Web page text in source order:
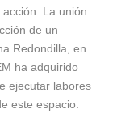
La unión
de un
Redondilla, en
ha adquirido
ejecutar labores
este espacio.